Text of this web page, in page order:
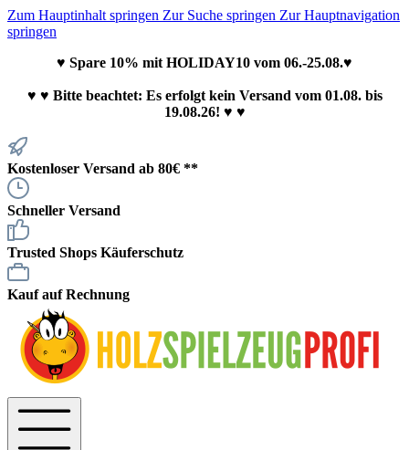
Zum Hauptinhalt springen Zur Suche springen Zur Hauptnavigation
springen
♥ Spare 10% mit HOLIDAY10 vom 06.-25.08.♥
♥ ♥ Bitte beachtet: Es erfolgt kein Versand vom 01.08. bis
19.08.26! ♥ ♥
Kostenloser Versand ab 80€ **
Schneller Versand
Trusted Shops Käuferschutz
Kauf auf Rechnung